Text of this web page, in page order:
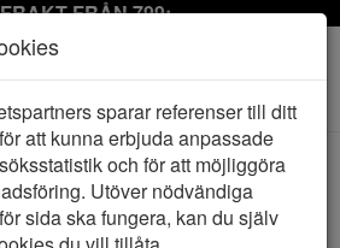
FRÅN 799:-
sparar referenser till ditt
att kunna erbjuda anpassade
och för att möjliggöra
Utöver nödvändiga
sida ska fungera, kan du själv